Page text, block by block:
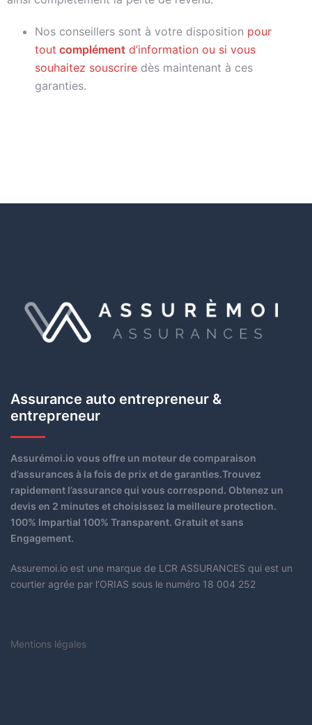
Nos conseillers sont à votre disposition pour
tout complément d’information ou si vous
souhaitez souscrire dès maintenant à ces
garanties.
Assurance auto entrepreneur &
entrepreneur
Assurémoi.io vous offre un moteur de comparaison
d’assurances à la fois de prix et de garanties.Trouvez
rapidement l’assurance qui vous correspond. Obtenez un
devis en 2 minutes et choisissez la meilleure protection.
100% Impartial 100% Transparent. Gratuit et sans
Engagement.
Assuremoi.io est une marque de LCR ASSURANCES qui est un
courtier agrée par l’ORIAS sous le numéro 18 004 252
Mentions légales